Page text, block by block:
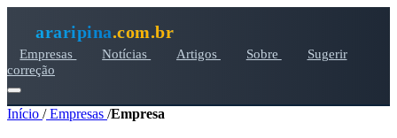
araripina.com.br
Empresas Notícias Artigos Sobre
Sugerir
correção
Início /Empresas /Empresa